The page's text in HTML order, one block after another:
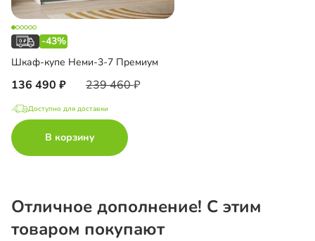
-43%
Шкаф-купе Неми-3-7 Премиум
136 490 239 460
Доступно для доставки
В корзину
Отличное дополнение! С этим
товаром покупают